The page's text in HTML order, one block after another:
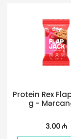
Protein Rex
g -
3.00 ₼